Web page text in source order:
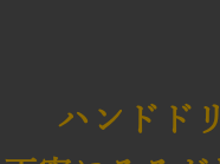
ハンドド